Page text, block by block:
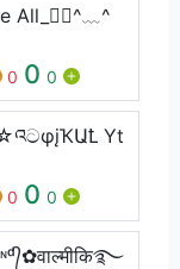
All_🏳️‍🌈^﹏^
0 0 0
Yt
0 0 0